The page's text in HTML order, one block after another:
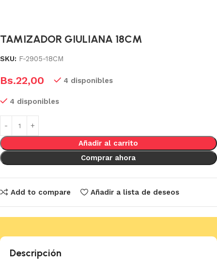
TAMIZADOR GIULIANA 18CM
SKU: F-2905-18CM
Bs.22,00 4 disponibles
4 disponibles
Añadir al carrito
Comprar ahora
Add to compare Añadir a lista de deseos
Descripción